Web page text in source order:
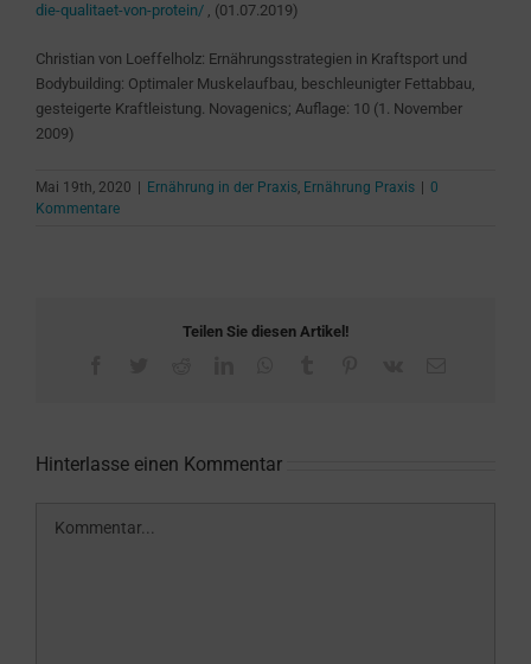
die-qualitaet-von-protein/ , (01.07.2019)
Christian von Loeffelholz: Ernährungsstrategien in Kraftsport und
Bodybuilding: Optimaler Muskelaufbau, beschleunigter Fettabbau,
gesteigerte Kraftleistung. Novagenics; Auflage: 10 (1. November
2009)
Mai 19th, 2020 Ernährung in der Praxis, Ernährung Praxis
0
Kommentare
Teilen Sie diesen Artikel!
Hinterlasse einen Kommentar